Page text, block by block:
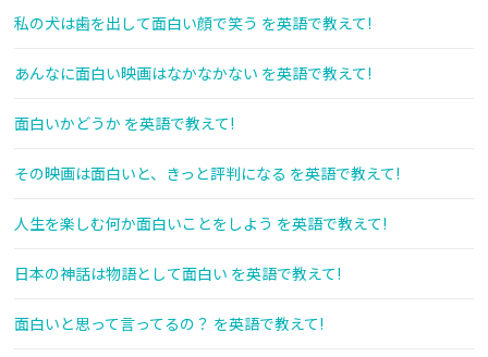
私の犬は歯を出して面白い顔で笑う を英語で教えて!
あんなに面白い映画はなかなかない を英語で教えて!
面白いかどうか を英語で教えて!
その映画は面白いと、きっと評判になる を英語で教えて!
人生を楽しむ何か面白いことをしよう を英語で教えて!
日本の神話は物語として面白い を英語で教えて!
面白いと思って言ってるの？ を英語で教えて!